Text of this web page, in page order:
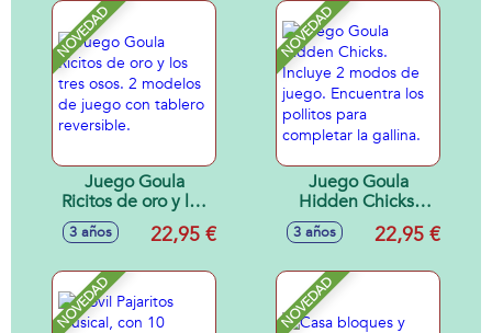
NOVEDAD
Juego Goula
Ricitos de oro y los
tres osos. 2
modelos de juego
reversible.
3 años 22,95 €
NOVEDAD
Juego Goula
Hidden Chicks.
Incluye 2 modos de
juego. Encuentra
completar la
gallina.
3 años 22,95 €
NOVEDAD NOVEDAD